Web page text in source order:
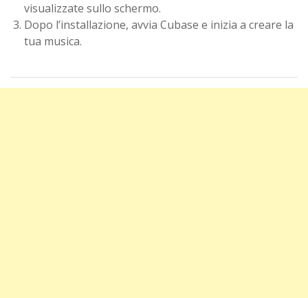
visualizzate sullo schermo.
Dopo l’installazione, avvia Cubase e inizia a creare la
tua musica.